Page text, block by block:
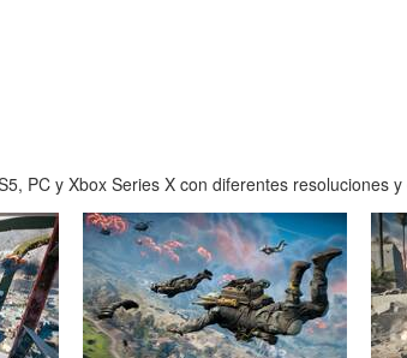
PC y Xbox Series X con diferentes resoluciones